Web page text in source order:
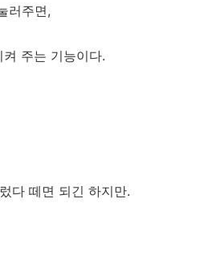
러주면,
주는 기능이다.
다 떼면 되긴 하지만.